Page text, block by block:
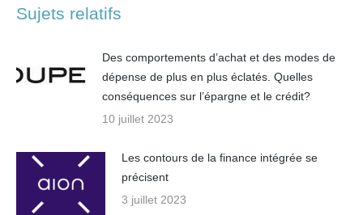
Sujets relatifs
Des comportements d’achat et des modes de
dépense de plus en plus éclatés. Quelles
conséquences sur l’épargne et le crédit?
10 juillet 2023
Les contours de la finance intégrée se
précisent
3 juillet 2023